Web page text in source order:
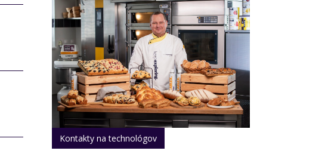
Kontakty na technológov